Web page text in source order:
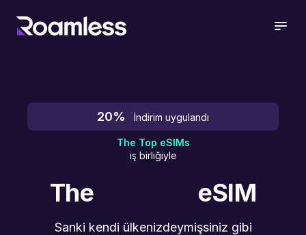
20% İndirim uygulandı
The Top eSIMs
iş birliğiyle
The eSIM
Sanki kendi ülkenizdeymişsiniz gibi